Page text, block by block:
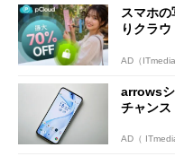
スマホ
りクラ
AD（
arrows
チャンス
AD（